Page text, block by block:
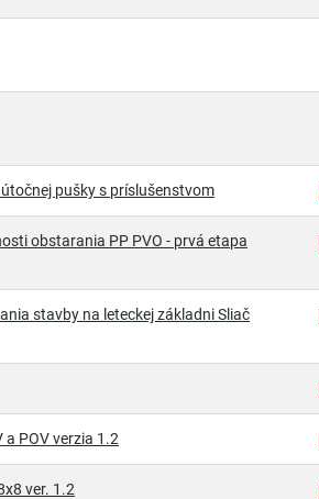
pušky s príslušenstvom
obstarania PP PVO - prvá etapa
stavby na leteckej základni Sliač
POV verzia 1.2
ver. 1.2